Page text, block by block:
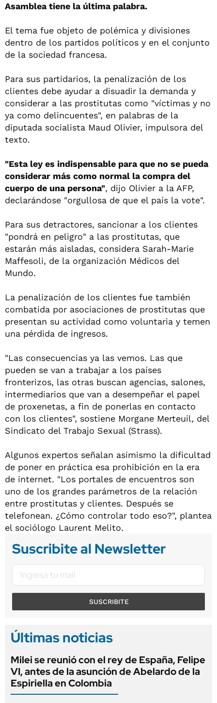
Asamblea tiene la última palabra.
El tema fue objeto de polémica y divisiones
dentro de los partidos políticos y en el conjunto
de la sociedad francesa.
Para sus partidarios, la penalización de los
clientes debe ayudar a disuadir la demanda y
considerar a las prostitutas como "víctimas y no
ya como delincuentes", en palabras de la
diputada socialista Maud Olivier, impulsora del
texto.
"Esta ley es indispensable para que no se pueda
considerar más como normal la compra del
cuerpo de una persona", dijo Olivier a la AFP,
declarándose "orgullosa de que el país la vote".
Para sus detractores, sancionar a los clientes
"pondrá en peligro" a las prostitutas, que
estarán más aisladas, considera Sarah-Marie
Maffesoli, de la organización Médicos del
Mundo.
La penalización de los clientes fue también
combatida por asociaciones de prostitutas que
presentan su actividad como voluntaria y temen
una pérdida de ingresos.
"Las consecuencias ya las vemos. Las que
pueden se van a trabajar a los países
fronterizos, las otras buscan agencias, salones,
intermediarios que van a desempeñar el papel
de proxenetas, a fin de ponerlas en contacto
con los clientes", sostiene Morgane Merteuil, del
Sindicato del Trabajo Sexual (Strass).
Algunos expertos señalan asimismo la dificultad
de poner en práctica esa prohibición en la era
de internet. "Los portales de encuentros son
uno de los grandes parámetros de la relación
entre prostitutas y clientes. Después se
telefonean. ¿Cómo controlar todo eso?", plantea
el sociólogo Laurent Melito.
Suscribite al Newsletter
SUSCRIBITE
Últimas noticias
Milei se reunió con el rey de España, Felipe
VI, antes de la asunción de Abelardo de la
Espiriella en Colombia